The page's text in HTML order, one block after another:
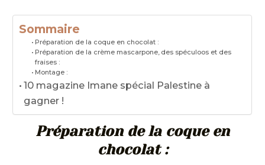
Sommaire
Préparation de la coque en chocolat :
Préparation de la crème mascarpone, des spéculoos et des
fraises :
Montage :
10 magazine Imane spécial Palestine à
gagner !
Préparation de la coque en
chocolat :